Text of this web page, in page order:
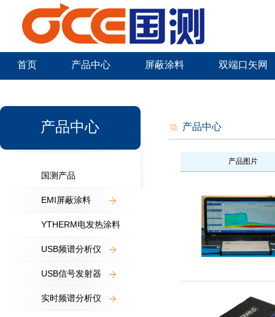
首页 产品中心 屏蔽涂料 双端口矢网
产品中心
国测产品
EMI屏蔽涂料
YTHERM电发热涂料
USB频谱分析仪
USB信号发射器
实时频谱分析仪
产品中心
产品图片